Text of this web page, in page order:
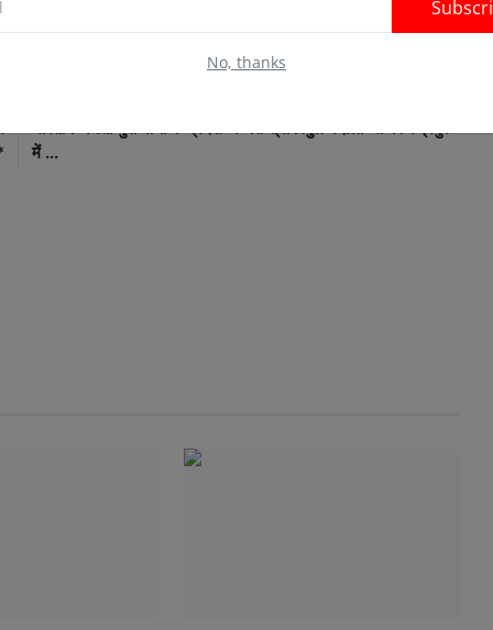
No, thanks
भारतीय जनता युवा मोर्चा के प्रदेश अध्यक्ष श्री विपुल मैंदोली जी का रुद्रपुर
में ...